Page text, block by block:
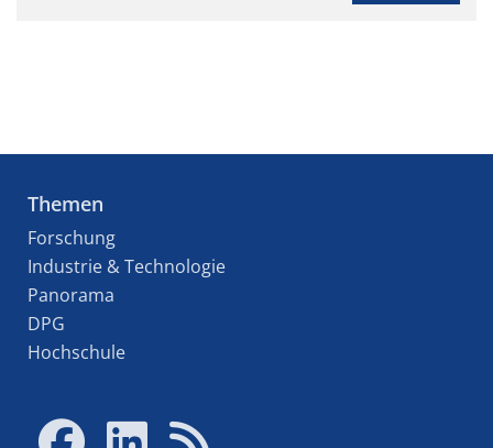
Themen
Forschung
Industrie & Technologie
Panorama
DPG
Hochschule